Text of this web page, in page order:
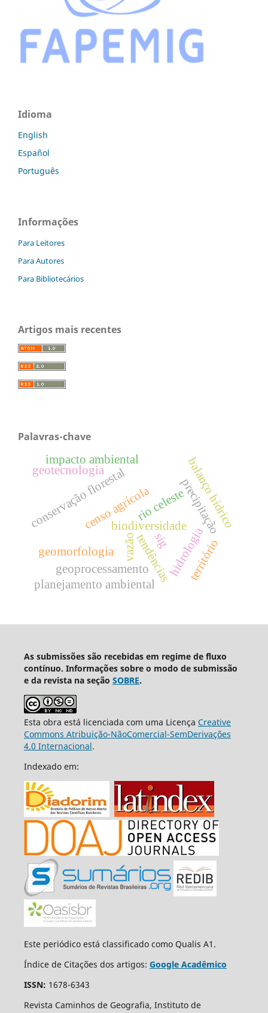
Idioma
English
Español
Português
Informações
Para Leitores
Para Autores
Para Bibliotecários
Artigos mais recentes
Palavras-chave
conservação florestal
impacto ambiental
censo agrícola
biodiversidade
rio celeste
tendências
precipitação
vazão
balanço hídrico
geomorfologia
geoprocessamento hidrologia
planejamento ambiental
território
geotecnologia
sig
As submissões são recebidas em regime de fluxo
contínuo. Informações sobre o modo de submissão
e da revista na seção SOBRE.
Esta obra está licenciada com uma Licença Creative
Commons Atribuição-NãoComercial-SemDerivações
4.0 Internacional.
Indexado em:
Este periódico está classificado como Qualis A1.
Índice de Citações dos artigos: Google Acadêmico
ISSN: 1678-6343
Revista Caminhos de Geografia, Instituto de